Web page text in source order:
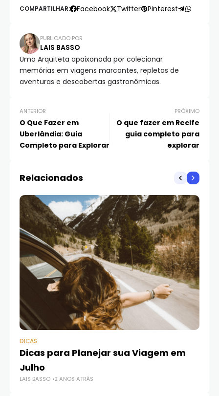
COMPARTILHAR: Facebook Twitter Pinterest
PUBLICADO POR
LAIS BASSO
Uma Arquiteta apaixonada por colecionar
memórias em viagens marcantes, repletas de
aventuras e descobertas gastronômicas.
ANTERIOR
O Que Fazer em
Uberlândia: Guia
Completo para Explorar
PRÓXIMO
O que fazer em Recife
guia completo para
explorar
Relacionados
DICAS
Dicas para Planejar sua Viagem em
Julho
LAIS BASSO 2 ANOS ATRÁS